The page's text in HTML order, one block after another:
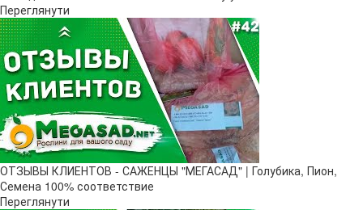
Переглянути
ОТЗЫВЫ КЛИЕНТОВ - САЖЕНЦЫ "МЕГАСАД" | Голубика, Пион,
Семена 100% соответствие
Переглянути